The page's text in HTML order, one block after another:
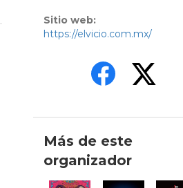
Sitio web:
https://elvicio.com.mx/
Más de este
organizador